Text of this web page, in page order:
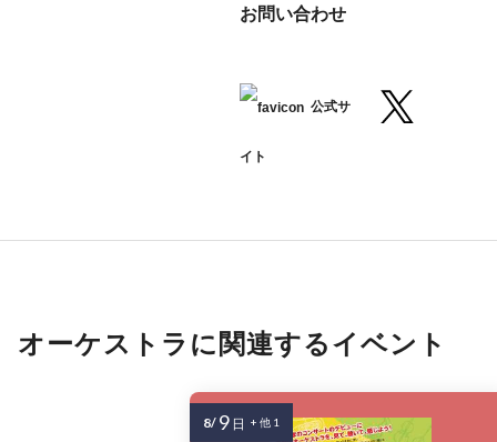
お問い合わせ
公式サ
イト
オーケストラに関連するイベント
8/ 9 日 + 他 1